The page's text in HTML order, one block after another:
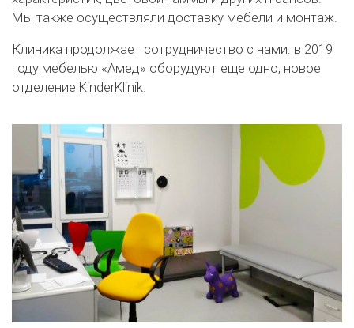
Мы также осуществляли доставку мебели и монтаж.
Клиника продолжает сотрудничество с нами: в 2019
году мебелью «Амед» оборудуют еще одно, новое
отделение KinderKlinik.